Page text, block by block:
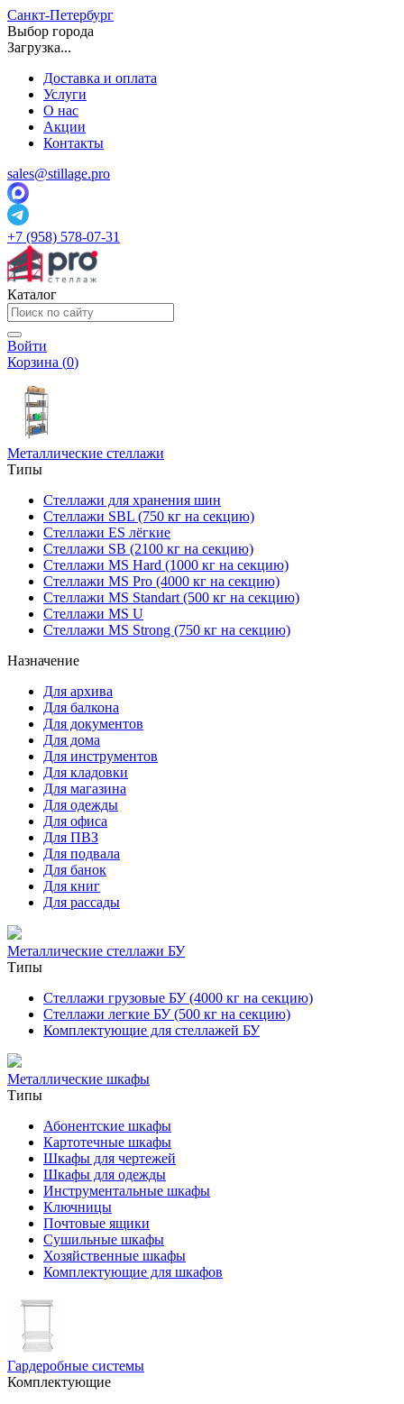
Санкт-Петербург
Выбор города
Загрузка...
Доставка и оплата
Услуги
О нас
Акции
Контакты
sales@stillage.pro
+7 (958) 578-07-31
Каталог
Войти
Корзина (0)
Металлические стеллажи
Типы
Стеллажи для хранения шин
Стеллажи SBL (750 кг на секцию)
Стеллажи ES лёгкие
Стеллажи SB (2100 кг на секцию)
Стеллажи MS Hard (1000 кг на секцию)
Стеллажи MS Pro (4000 кг на секцию)
Стеллажи MS Standart (500 кг на секцию)
Стеллажи MS U
Стеллажи MS Strong (750 кг на секцию)
Назначение
Для архива
Для балкона
Для документов
Для дома
Для инструментов
Для кладовки
Для магазина
Для одежды
Для офиса
Для ПВЗ
Для подвала
Для банок
Для книг
Для рассады
Металлические стеллажи БУ
Типы
Стеллажи грузовые БУ (4000 кг на секцию)
Стеллажи легкие БУ (500 кг на секцию)
Комплектующие для стеллажей БУ
Металлические шкафы
Типы
Абонентские шкафы
Картотечные шкафы
Шкафы для чертежей
Шкафы для одежды
Инструментальные шкафы
Ключницы
Почтовые ящики
Сушильные шкафы
Хозяйственные шкафы
Комплектующие для шкафов
Гардеробные системы
Комплектующие